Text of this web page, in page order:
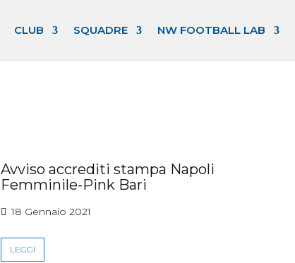
CLUB SQUADRE NW FOOTBALL LAB
Avviso accrediti stampa Napoli
Femminile-Pink Bari
18 Gennaio 2021
LEGGI